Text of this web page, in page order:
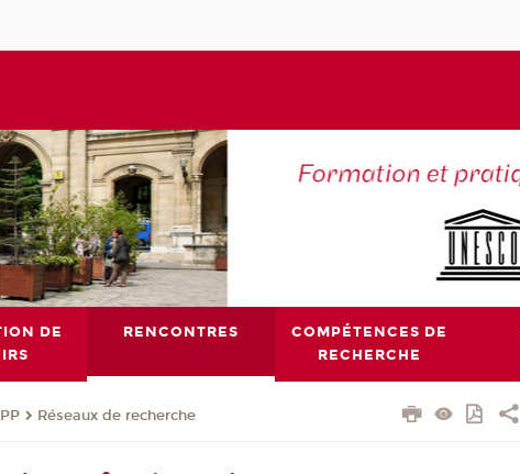
DE
RENCONTRES
COMPÉTENCES DE
RECHERCHE
Réseaux de recherche